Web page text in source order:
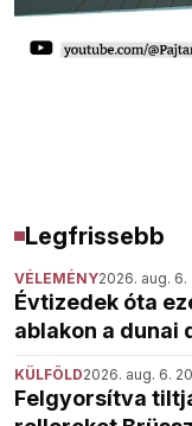
Legfrissebb
VÉLEMÉNY2026. aug. 6.
Évtizedek óta
ablakon a dunai
KÜLFÖLD2026. aug. 6.
Felgyorsítva